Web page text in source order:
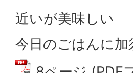
近いが美味しい
今日のごはんに加